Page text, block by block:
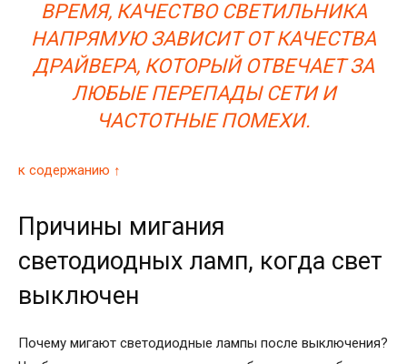
ВРЕМЯ, КАЧЕСТВО СВЕТИЛЬНИКА
НАПРЯМУЮ ЗАВИСИТ ОТ КАЧЕСТВА
ДРАЙВЕРА, КОТОРЫЙ ОТВЕЧАЕТ ЗА
ЛЮБЫЕ ПЕРЕПАДЫ СЕТИ И
ЧАСТОТНЫЕ ПОМЕХИ.
к содержанию ↑
Причины мигания
светодиодных ламп, когда свет
выключен
Почему мигают светодиодные лампы после выключения?